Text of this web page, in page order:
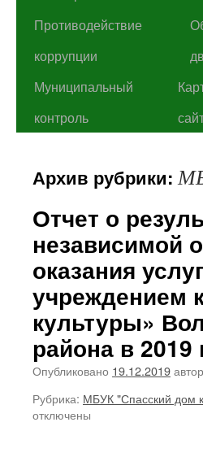
Противодействие
коррупции
Муниципальный
контроль
Архив рубрики:
Отчет о
независимой
оказания
учреждением
культуры»
района в 2019
Опубликовано 19.12.2019
Рубрика: МБУК "Спасский дом
отключены